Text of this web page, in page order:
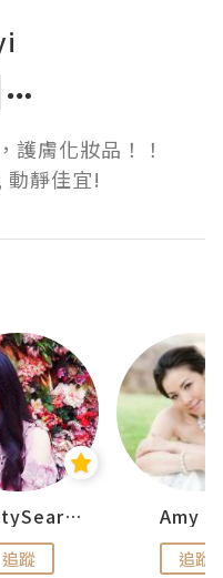
護膚化妝品！！
動靜佳宜!
BeautySearch
追蹤
Amy
追蹤